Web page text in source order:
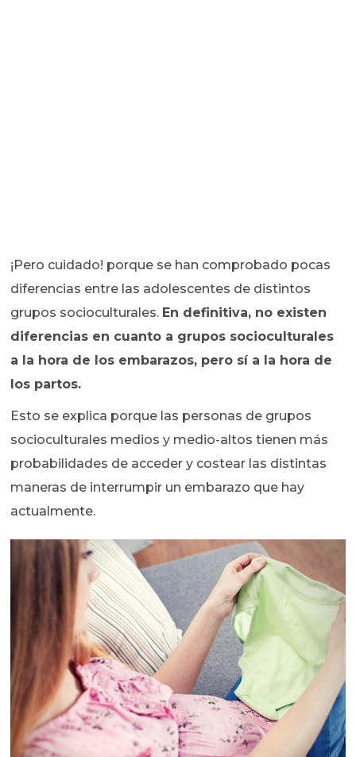
¡Pero cuidado! porque se han comprobado pocas
diferencias entre las adolescentes de distintos
grupos socioculturales. En definitiva, no existen
diferencias en cuanto a grupos socioculturales
a la hora de los embarazos, pero sí a la hora de
los partos.
Esto se explica porque las personas de grupos
socioculturales medios y medio-altos tienen más
probabilidades de acceder y costear las distintas
maneras de interrumpir un embarazo que hay
actualmente.